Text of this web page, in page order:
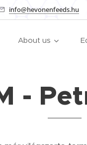
info@hevonenfeeds.hu
About us
-